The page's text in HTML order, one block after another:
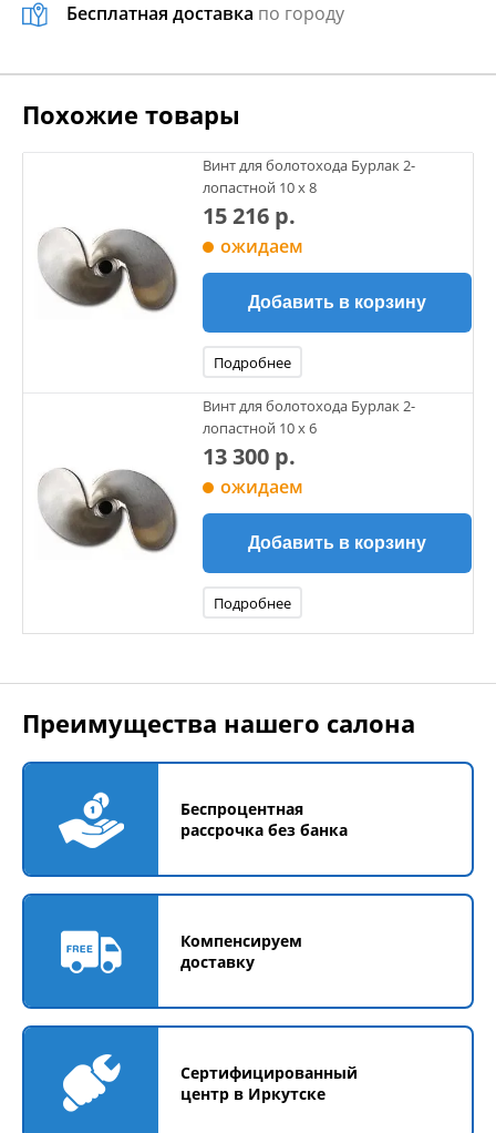
Бесплатная доставка по городу
Похожие товары
Винт для болотохода Бурлак 2-
лопастной 10 x 8
15 216 р.
ожидаем
Добавить в корзину
Подробнее
Винт для болотохода Бурлак 2-
лопастной 10 x 6
13 300 р.
ожидаем
Добавить в корзину
Подробнее
Преимущества нашего салона
Беспроцентная
рассрочка без банка
Компенсируем
доставку
Сертифицированный
центр в Иркутске